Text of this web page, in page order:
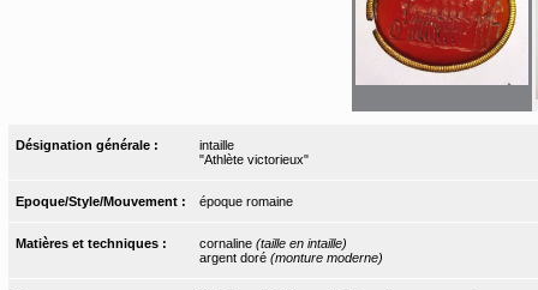
Désignation générale :
intaille
"Athlète victorieux"
Epoque/Style/Mouvement : époque romaine
Matières et techniques : cornaline (taille en intaille)
argent doré (monture moderne)